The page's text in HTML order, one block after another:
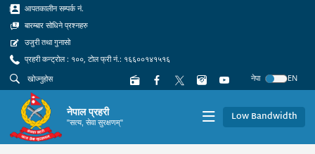
आपतकालीन सम्पर्क नं.
बारम्बार सोधिने प्रश्नहरु
उजुरी तथा गुनासो
प्रहरी कन्ट्रोल : १००, टोल फ्री नं.: १६६००१४१५१६
नेपा
EN
नेपाल प्रहरी
"सत्य, सेवा सुरक्षणम्" Low Bandwidth